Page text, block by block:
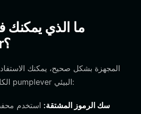
ما الذي يمكنك
pumplever؟
الكاملة من ميزات نظام pumplever البيئي:
سك الرموز المشتقة: استخدم